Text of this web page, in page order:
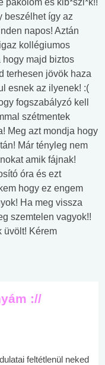
pakolom és kib*szl*k!!
beszélhet így az
napos! Aztán
kollégiumos
hogy majd biztos
terhesen jövök haza
esnek az ilyenek! :(
fogszabályzó kell
szétmentek
Meg azt mondja hogy
Már tényleg nem
amik fájnak!
óra és ezt
hogy ez engem
Ha meg vissza
szemtelen vagyok!!
üvölt! Kérem
://
feltétlenül neked